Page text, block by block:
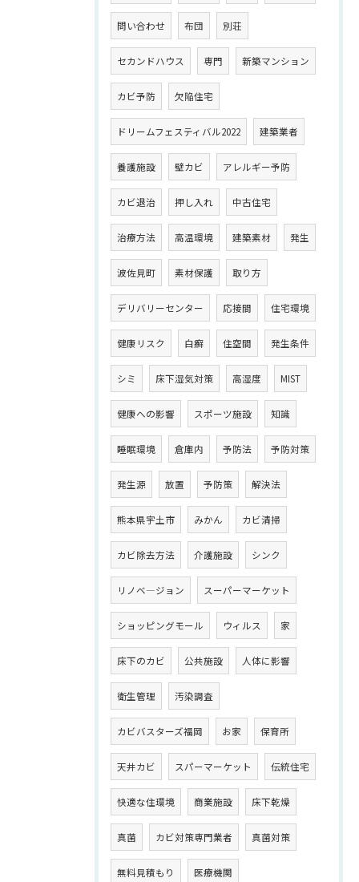
問い合わせ 布団 別荘
セカンドハウス 専門 新築マンション
カビ予防 欠陥住宅
ドリームフェスティバル2022 建築業者
養護施設 壁カビ アレルギー予防
カビ退治 押し入れ 中古住宅
治療方法 高温環境 建築素材 発生
波佐見町 素材保護 取り方
デリバリーセンター 応接間 住宅環境
健康リスク 白癬 住空間 発生条件
シミ 床下湿気対策 高湿度 MIST
健康への影響 スポーツ施設 知識
睡眠環境 倉庫内 予防法 予防対策
発生源 放置 予防策 解決法
熊本県宇土市 みかん カビ清掃
カビ除去方法 介護施設 シンク
リノベ―ジョン スーパーマーケット
ショッピングモール ウィルス 家
床下のカビ 公共施設 人体に影響
衛生管理 汚染調査
カビバスターズ福岡 お家 保育所
天井カビ スパーマーケット 伝統住宅
快適な住環境 商業施設 床下乾燥
真菌 カビ対策専門業者 真菌対策
無料見積もり 医療機関